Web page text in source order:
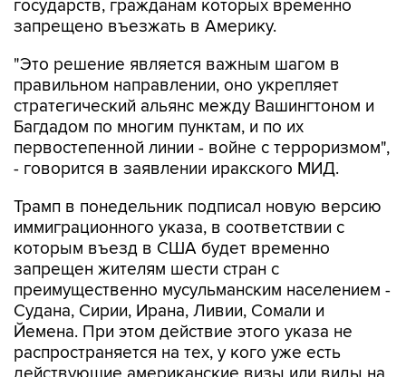
"Это решение является важным шагом в
стратегический альянс между Вашингтоном и
Багдадом по многим пунктам, и по их
первостепенной линии - войне с терроризмом",
- говорится в заявлении иракского МИД.
Трамп в понедельник подписал новую версию
которым въезд в США будет временно
запрещен жителям шести стран с
преимущественно мусульманским населением -
Судана, Сирии, Ирана, Ливии, Сомали и
Йемена. При этом действие этого указа не
распространяется на тех, у кого уже есть
действующие американские визы или виды на
жительство.